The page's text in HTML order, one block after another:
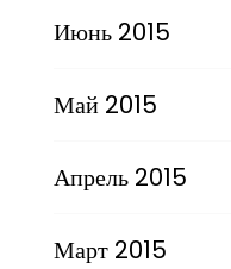
Июнь 2015
Май 2015
Апрель 2015
Март 2015